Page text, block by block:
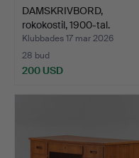
DAMSKRIVBORD,
rokokostil, 1900-tal.
Klubbades 17 mar 2026
28 bud
200 USD